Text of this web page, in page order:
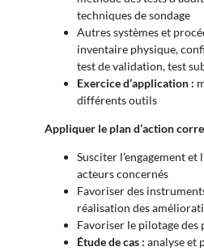
techniques de sondage
Autres systèmes et
inventaire physique,
test de validation, test
Exercice d’application :
différents outils
Appliquer le plan d’action
Susciter l’engagement
acteurs concernés
Favoriser des
réalisation des
Favoriser le pilotage des
Étude de cas : analyse et